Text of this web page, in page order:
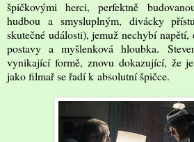
špičkovými herci, perfektně
hudbou a smysluplným, divácky
skutečné události), jemuž nechybí napětí,
postavy a myšlenková hloubka.
vynikající formě, znovu dokazující, že
jako filmař se řadí k absolutní špičce.